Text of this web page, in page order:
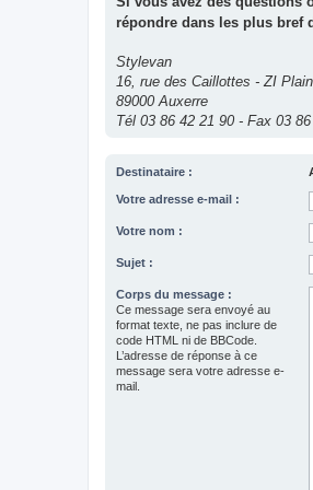
répondre dans les plus bref
Stylevan
16, rue des Caillottes - ZI
89000 Auxerre
Tél 03 86 42 21 90 - Fax 03
Destinataire :
Votre adresse e-mail :
Votre nom :
Sujet :
Corps du message :
Ce message sera envoyé au
format texte, ne pas inclure de
code HTML ni de BBCode.
L’adresse de réponse à ce
message sera votre adresse e-
mail.